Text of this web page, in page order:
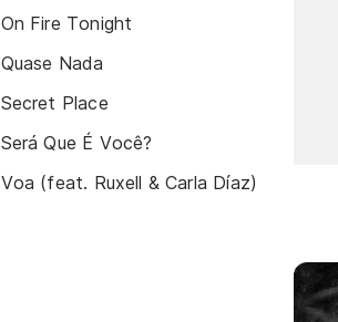
On Fire Tonight
Quase Nada
Secret Place
Será Que É Você?
Voa (feat. Ruxell & Carla Díaz)